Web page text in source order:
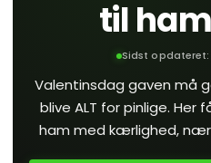
til
Sidst opdateret:
Valentinsdag gaven må
blive ALT for pinlige. Her
ham med kærlighed,